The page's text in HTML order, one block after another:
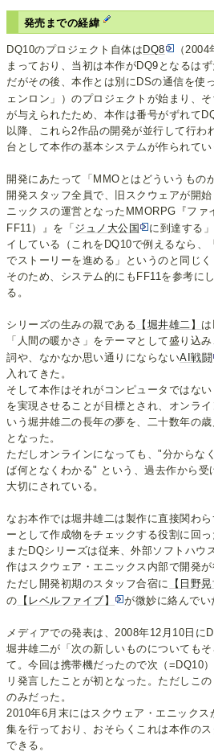
発売までの経緯
DQ10のプロジェクト自体は DQ8
（
まっており、当初は本作がDQ9となるはず
だがその後、本作とは別にDSの通信を使
ェンロン」）のプロジェクトが始まり、そ
が与えられたため、本作は番号がずれて
以降、これら2作品の開発が並行して行わ
台として本作の基本システムが作られてい
開発にあたって「MMOとはどういうもの
開発スタッフ全員で、旧スクウェアが開
ニックスの運営となったMMORPG『フ
FF11）』を「 ジュノ大公国
に到達する
イしている（これをDQ10で例えるなら、「
でストーリーを進める」というのと同じく
そのため、システム的にもFF11を参考に
る。
シリーズの生みの親である 【堀井雄二】
「人間の暖かさ」をテーマとして盛り込
詞や、なかなか思い通りにならないAI戦闘
入れてきた。
そして本作はそれがコンピュータではな
を実現させることが目標とされ、オンラ
いう堀井雄二の長年の夢を、二十数年の
となった。
ただしオンラインになっても、"分からな
ば何となくわかる" という、過去作から受
大切にされている。
なお本作では堀井雄二は製作に直接関わ
ーとして作成物をチェックする役割に回っ
またDQシリーズは従来、外部ソフトハウ
作はスクウェア・エニックス内部で開発が
ただし開発初期のスタッフ合宿に
【日野晃
の 【レベルファイブ】 が微妙に絡んでい
メディアでの発表は、2008年12月10日に
堀井雄二が「次の新しいものについても
て。今回は携帯機だったので次（=DQ10
リ発言したことが初となった。ただしこ
のみだった。
2010年6月末にはスクウェア・エニック
集を行っており、おそらくこれは本作の
できる。